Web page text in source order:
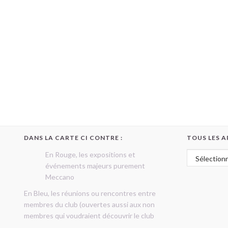
DANS LA CARTE CI CONTRE :
En Rouge, les expositions et
événements majeurs purement
Meccano
En Bleu, les réunions ou rencontres entre
membres du club (ouvertes aussi aux non
membres qui voudraient découvrir le club
TOUS LES
Tous les